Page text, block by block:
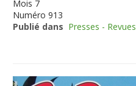
Mois 7
Numéro 913
Publié dans Presses - Revues